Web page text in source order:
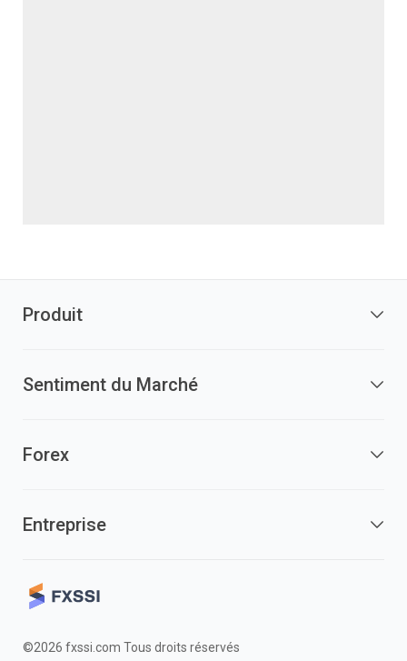
Produit
Sentiment du Marché
Forex
Entreprise
©2026 fxssi.com Tous droits réservés